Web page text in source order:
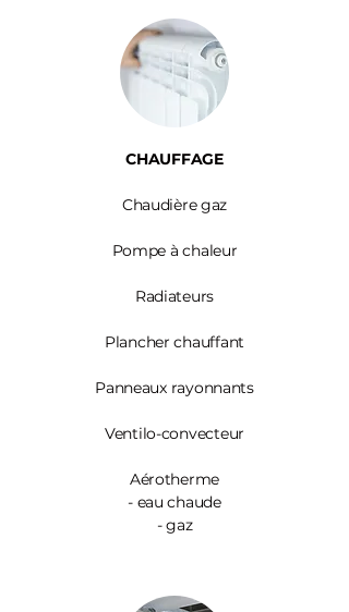
CHAUFFAGE
Chaudière gaz
Pompe à chaleur
Radiateurs
Plancher chauffant
Panneaux rayonnants
Ventilo-convecteur
Aérotherme
- eau chaude
- gaz